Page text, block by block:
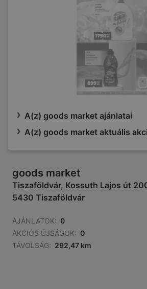
A(z) goods market ajánlatai
A(z) goods market aktuális
goods market
Tiszaföldvár, Kossuth Lajos út
5430 Tiszaföldvár
AJÁNLATOK: 0
AKCIÓS ÚJSÁGOK: 0
TÁVOLSÁG: 292,47 km